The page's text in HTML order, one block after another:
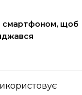
смартфоном, щоб